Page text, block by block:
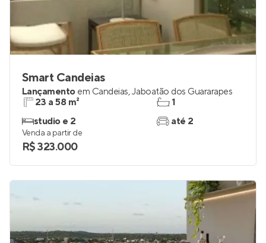
Smart Candeias
Lançamento em Candeias,Jaboatão dos Guararapes
23 a 58 m²
studio e 2
1
até 2
Venda a partir de
R$ 323.000